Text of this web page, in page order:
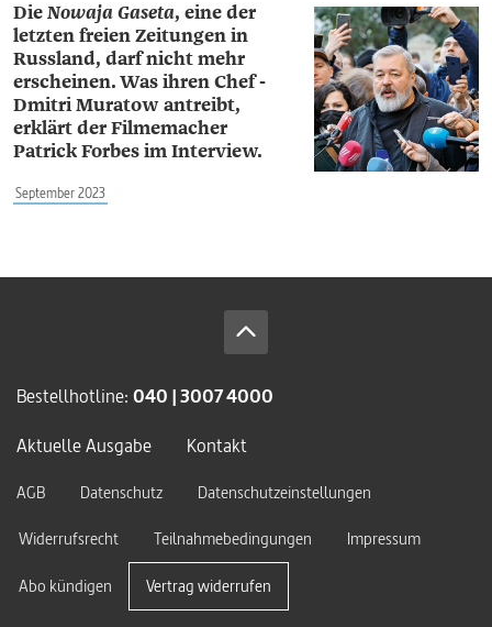
DieNowaja Gaseta, eine der
letzten freien Zeitungen in
Russland, darf nicht mehr
erscheinen. Was ihren Chef ­
Dmitri ­Muratow antreibt,
erklärt der Filmemacher
Patrick ­Forbes im Interview.
September 2023
Bestellhotline: 040 | 3007 4000
Aktuelle Ausgabe
Kontakt
AGB Datenschutz
Datenschutzeinstellungen
Widerrufsrecht
Teilnahmebedingungen Impressum
Abo kündigen Vertrag widerrufen